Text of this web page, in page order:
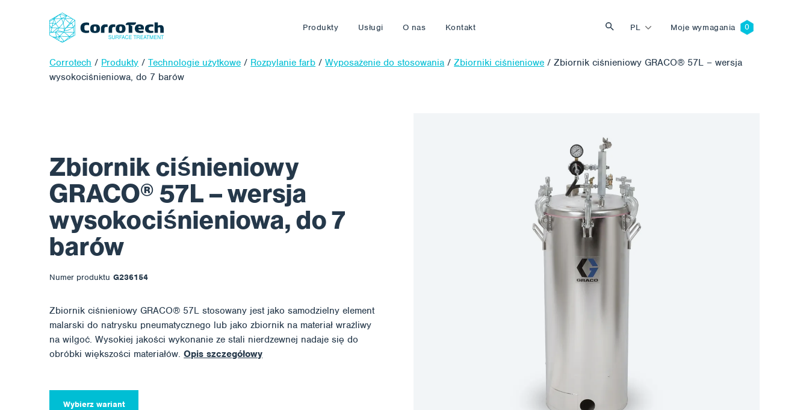
Produkty Usługi O nas Kontakt PL Moje wymagania
Corrotech / Produkty /Technologie użytkowe / Rozpylanie farb /Wyposażenie do stosowania /Zbiorniki ciśnieniowe /Zbiornik ciśnieniowy GRACO® 57L – wersja
wysokociśnieniowa, do 7 barów
Zbiornik ciśnieniowy
GRACO® 57L – wersja
wysokociśnieniowa, do 7
barów
Numer produktu G236154
Zbiornik ciśnieniowy GRACO® 57L stosowany jest jako samodzielny element
malarski do natrysku pneumatycznego lub jako zbiornik na materiał wrażliwy
na wilgoć. Wysokiej jakości wykonanie ze stali nierdzewnej nadaje się do
obróbki większości materiałów.Opis szczegółowy
Wybierz wariant